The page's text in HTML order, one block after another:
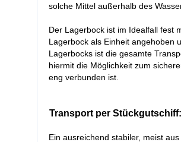
solche Mittel außerhalb des
Der Lagerbock ist im Idealfall fest
Lagerbock als Einheit angehoben
Lagerbocks ist die gesamte
hiermit die Möglichkeit zum
eng verbunden ist.
Transport per Stückgutschiff:
Ein ausreichend stabiler, meist